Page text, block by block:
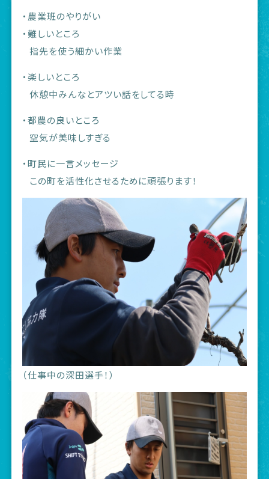
・農業班のやりがい
・難しいところ
指先を使う細かい作業
・楽しいところ
休憩中みんなとアツい話をしてる時
・都農の良いところ
空気が美味しすぎる
・町民に一言メッセージ
この町を活性化させるために頑張ります！
（仕事中の深田選手！）